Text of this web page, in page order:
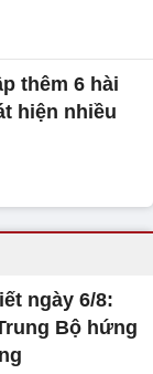
thêm 6 hài
hiện nhiều
ngày 6/8:
Bộ hứng